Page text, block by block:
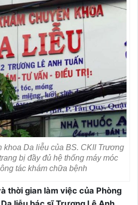
khoa Da liễu của BS. CKII Trương
bị đầy đủ hệ thống máy móc
tác khám chữa bệnh
thời gian làm việc của Phòng